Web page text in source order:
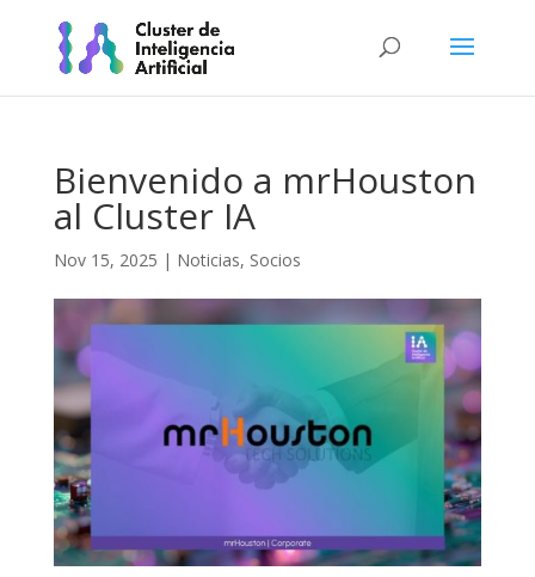
Bienvenido a mrHouston
al Cluster IA
Nov 15, 2025 | Noticias, Socios